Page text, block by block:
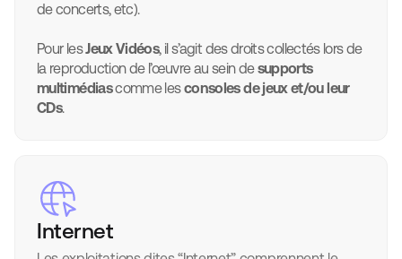
de concerts, etc).
Pour lesJeux Vidéos, il s’agit des droits collectés lors de
la reproduction de l’œuvre au sein desupports
multimédiascomme lesconsoles de jeux et/ou leur
CDs.
Internet